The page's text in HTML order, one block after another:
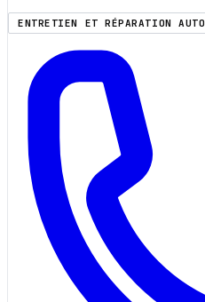
ENTRETIEN ET RÉPARATION AUTO